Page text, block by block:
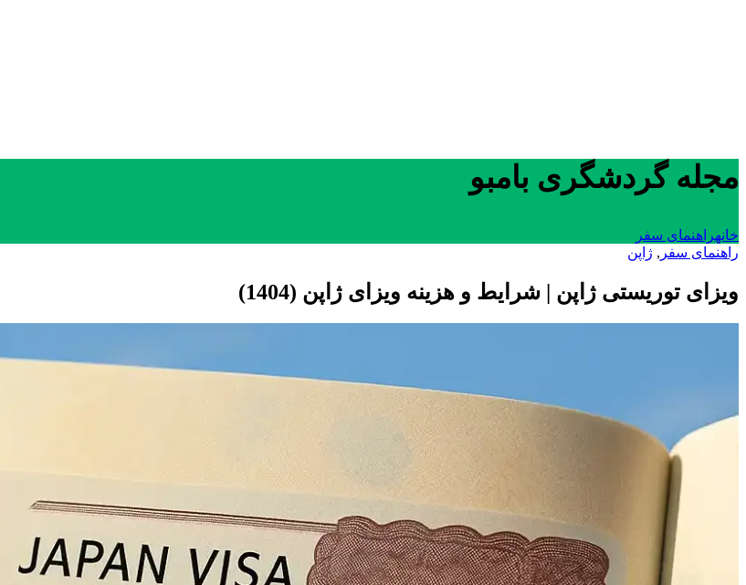
مجله گردشگری بامبو
خانهراهنمای سفر
راهنمای سفر , ژاپن
ویزای توریستی ژاپن | شرایط و هزینه ویزای ژاپن (1404)